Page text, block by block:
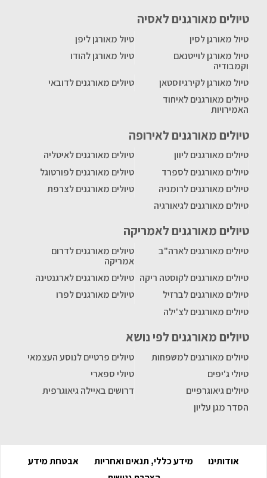
טיולים מאורגנים לאסיה
טיול מאורגן לסין
טיול מאורגן ליפן
טיול מאורגן לוייטנאם
וקמבודיה
טיול מאורגן להודו
טיול מאורגן לקירגיזסטאן
טיולים מאורגנים לדובאי
טיולים מאורגנים לאיחוד
האמירויות
טיולים מאורגנים לאירופה
טיולים מאורגנים ליוון
טיולים מאורגנים לאיטליה
טיולים מאורגנים לספרד
טיולים מאורגנים לפורטוגל
טיולים מאורגנים לרומניה
טיולים מאורגנים לצרפת
טיולים מאורגנים לגיאורגיה
טיולים מאורגנים לאמריקה
טיולים מאורגנים לארה"ב
טיולים מאורגנים לדרום
אמריקה
טיולים מאורגנים לקוסטה ריקה טיולים מאורגנים לארגנטינה
טיולים מאורגנים לברזיל
טיולים מאורגנים לפרו
טיולים מאורגנים לצ'ילה
טיולים מאורגנים לפי נושא
טיולים מאורגנים למשפחות
טיולים פרטיים לנוסע העצמאי
טיולי ג'יפים
טיולי ספארי
טיולים גיאוגרפיים
דרושים באיילה גיאוגרפית
הסדר מגן עליון
אודותינו מידע כללי, תנאים ואחריות
אבטחת מידע